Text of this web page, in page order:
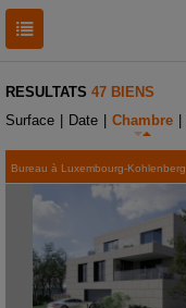
RESULTATS 47 BIENS
Surface
Date Chambre
Bureau à Luxembourg-Kohlenberg